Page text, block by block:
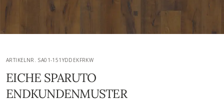
ARTIKELNR. SA01-151YDDEKFRKW
EICHE SPARUTO
ENDKUNDENMUSTER